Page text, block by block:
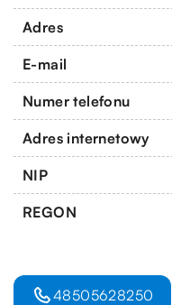
Adres
E-mail
Numer telefonu
Adres internetowy
NIP
REGON
48505628250